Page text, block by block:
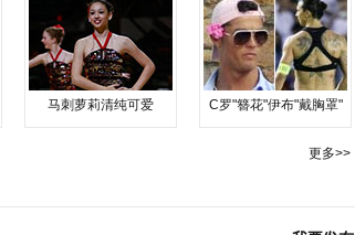
马刺萝莉清纯可爱 C罗"簪花"伊布"戴胸罩"
更多>>